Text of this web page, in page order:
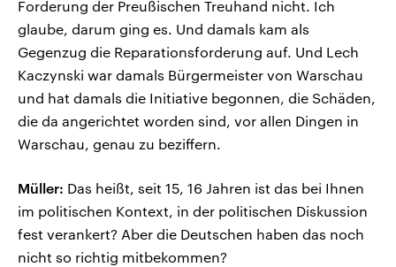
Forderung der Preußischen Treuhand nicht. Ich
glaube, darum ging es. Und damals kam als
Gegenzug die Reparationsforderung auf. Und Lech
Kaczynski war damals Bürgermeister von Warschau
und hat damals die Initiative begonnen, die Schäden,
die da angerichtet worden sind, vor allen Dingen in
Warschau, genau zu beziffern.
Müller: Das heißt, seit 15, 16 Jahren ist das bei Ihnen
im politischen Kontext, in der politischen Diskussion
fest verankert? Aber die Deutschen haben das noch
nicht so richtig mitbekommen?